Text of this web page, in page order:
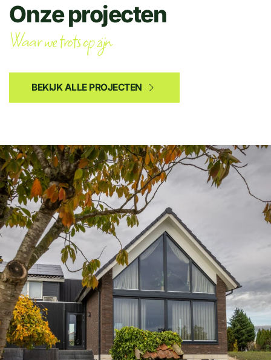
Onze projecten
Waar we trots op zijn
BEKIJK ALLE PROJECTEN